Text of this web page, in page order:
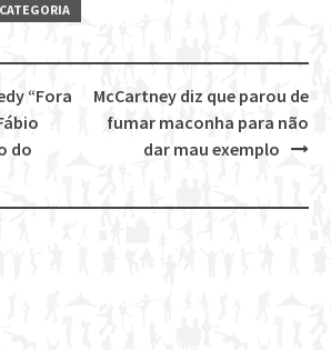
McCartney diz que parou de
fumar maconha para não
dar mau exemplo
“Fora
do